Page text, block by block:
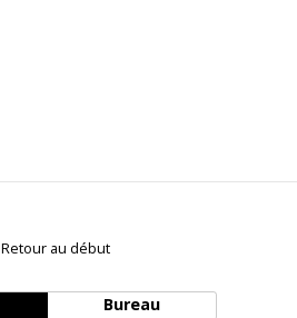
Retour au début
Bureau